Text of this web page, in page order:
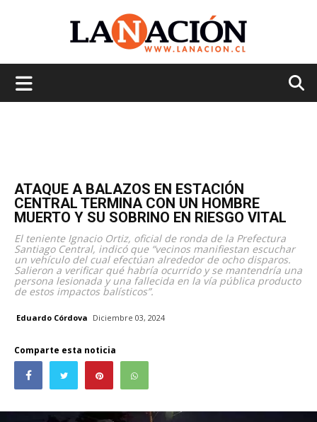
ATAQUE A BALAZOS EN ESTACIÓN
CENTRAL TERMINA CON UN HOMBRE
MUERTO Y SU SOBRINO EN RIESGO VITAL
El teniente Ignacio Ortiz, oficial de ronda de la Prefectura
Santiago Central, indicó que “vecinos manifiestan escuchar
un vehículo del cual efectúan alrededor de ocho disparos.
Salieron a verificar qué habría ocurrido y se mantendría una
persona lesionada y una fallecida en la vía pública producto
de estos impactos balísticos”.
Eduardo Córdova Diciembre 03, 2024
Comparte esta noticia